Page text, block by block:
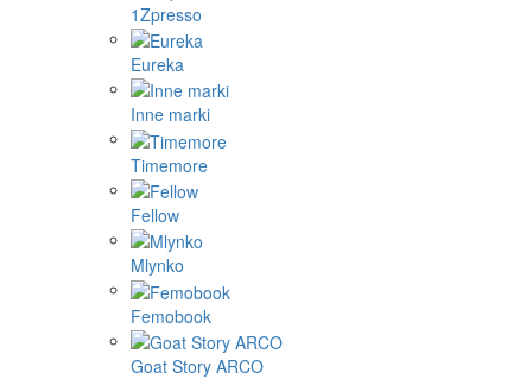
1Zpresso
Eureka
Inne marki
Timemore
Fellow
Mlynko
Femobook
Goat Story ARCO